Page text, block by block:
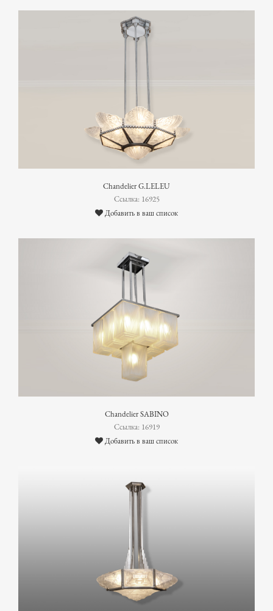
Chandelier G.LELEU
Ссылка: 16925
Добавить в ваш список
Chandelier SABINO
Ссылка: 16919
Добавить в ваш список